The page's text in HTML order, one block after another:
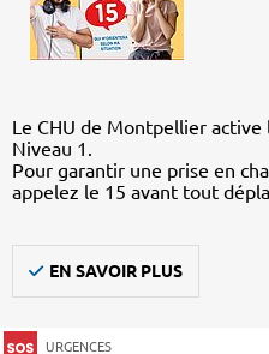
Le CHU de Montpellier active
Niveau 1.
Pour garantir une prise en
appelez le 15 avant tout
EN SAVOIR PLUS
URGENCES